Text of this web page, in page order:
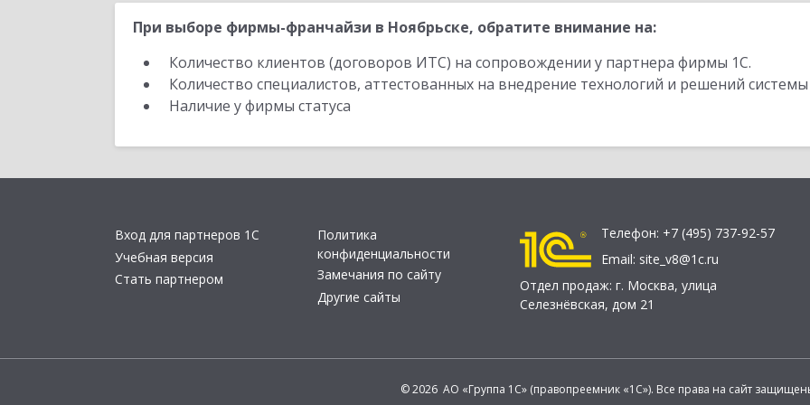
При выборе фирмы-франчайзи в Ноябрьске, обратите внимание на:
Количество клиентов (договоров ИТС) на сопровождении у партнера фирмы 1С.
Количество специалистов, аттестованных на внедрение технологий и решений
Наличие у фирмы статуса
Вход для партнеров 1С
Учебная версия
Стать партнером
Политика
конфиденциальности
Замечания по сайту
Другие сайты
Телефон: +7 (495) 737-92-57
Email: site_v8@1c.ru
Отдел продаж: г. Москва, улица
Селезнёвская, дом 21
© 2026 АО «Группа 1С» (правопреемник «1С»). Все права на сайт